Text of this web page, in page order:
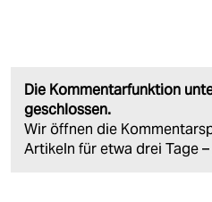
Die Kommentarfunktion
geschlossen.
Wir öffnen die
Artikeln für etwa drei Tage –